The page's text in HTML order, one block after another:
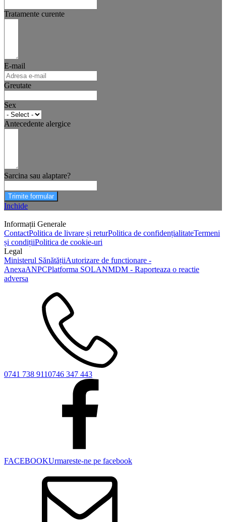
Tratamente curente
E-mail
Greutate
Sex
Antecedente alergice
Sarcina sau alaptare?
Trimite formular
Inchide
Informații Generale
ContactPolitica de livrare și returPolitica de confidențialitateTermeni
și condițiiPolitica de cookie-uri
Legal
Ministerul SănătățiiAutorizare de functionare -
AnexaANPCPlatforma SOLANMDM - Raporteaza o reactie
adversa
0741 738 9110746 347 443
FACEBOOKUrmareste-ne pe facebook